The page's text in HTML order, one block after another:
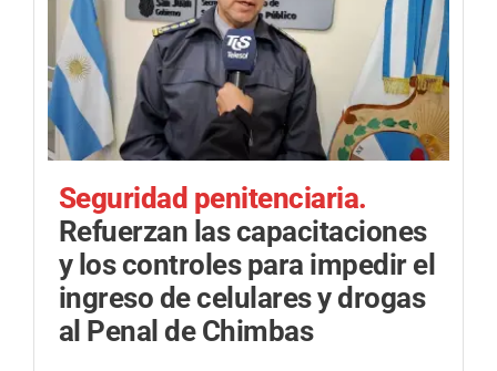
Seguridad penitenciaria.
Refuerzan las capacitaciones
y los controles para impedir el
ingreso de celulares y drogas
al Penal de Chimbas